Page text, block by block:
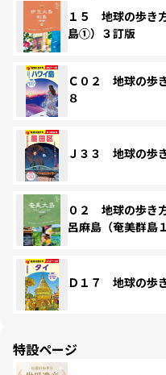
１５ 地球の歩
島①）３訂版
Ｃ０２ 地球の歩
８
Ｊ３３ 地球の歩
０２ 地球の歩
呂麻島（奄美群
Ｄ１７ 地球の歩
特設ページ